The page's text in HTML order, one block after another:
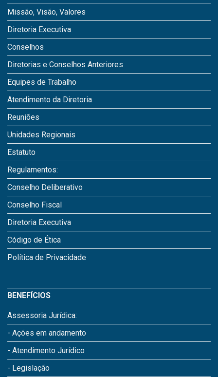
Missão, Visão, Valores
Diretoria Executiva
Conselhos
Diretorias e Conselhos Anteriores
Equipes de Trabalho
Atendimento da Diretoria
Reuniões
Unidades Regionais
Estatuto
Regulamentos:
Conselho Deliberativo
Conselho Fiscal
Diretoria Executiva
Código de Ética
Política de Privacidade
BENEFÍCIOS
Assessoria Jurídica:
- Ações em andamento
- Atendimento Jurídico
- Legislação